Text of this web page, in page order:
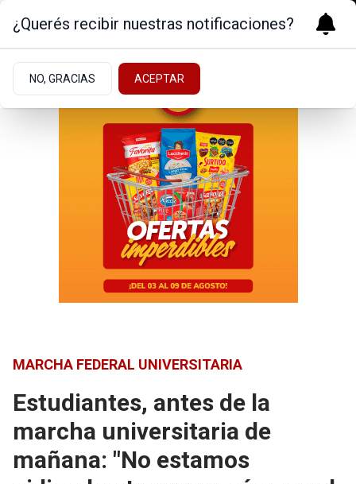
MARCHA FEDERAL UNIVERSITARIA
Estudiantes, antes de la
marcha universitaria de
mañana: "No estamos
¿Querés recibir nuestras notificaciones?
NO, GRACIAS ACEPTAR